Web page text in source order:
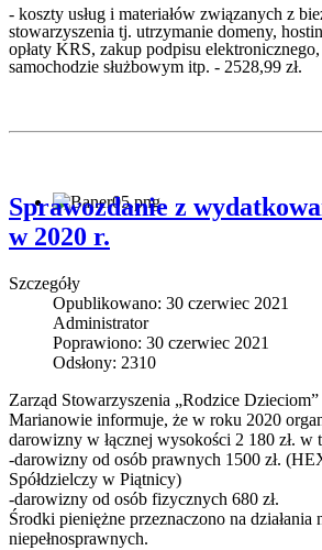
- koszty usług i materiałów związanych z
stowarzyszenia tj. utrzymanie domeny,
opłaty KRS, zakup podpisu
samochodzie służbowym itp. - 2528,99 zł.
Sprawozdanie z
w 2020 r.
Szczegóły
Opublikowano: 30 czerwiec 2021
Administrator
Poprawiono: 30 czerwiec 2021
Odsłony: 2310
Zarząd Stowarzyszenia „Rodzice
Marianowie informuje, że w roku 2020
darowizny w łącznej wysokości 2 180 zł. w
-darowizny od osób prawnych 1500 zł.
Spółdzielczy w Piątnicy)
-darowizny od osób fizycznych 680 zł.
Środki pieniężne przeznaczono na działania
niepełnosprawnych.